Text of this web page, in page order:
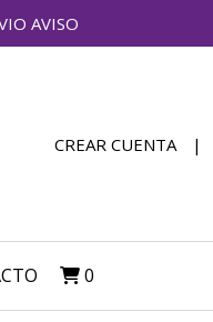
AVISO
CREAR CUENTA
0